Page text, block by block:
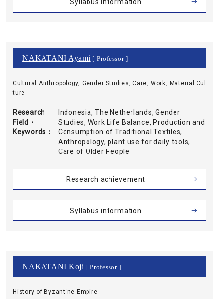
Syllabus information
NAKATANI Ayami [ Professor ]
Cultural Anthropology, Gender Studies, Care, Work, Material Cul
ture
Research
Field・
Keywords
Indonesia, The Netherlands, Gender
Studies, Work Life Balance, Production and
Consumption of Traditional Textiles,
Anthropology, plant use for daily tools,
Care of Older People
Research achievement
Syllabus information
NAKATANI Koji [ Professor ]
History of Byzantine Empire